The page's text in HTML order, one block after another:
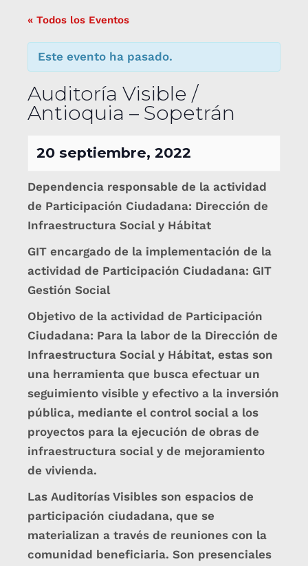
« Todos los Eventos
Este evento ha pasado.
Auditoría Visible /
Antioquia – Sopetrán
20 septiembre, 2022
Dependencia responsable de la actividad
de Participación Ciudadana: Dirección de
Infraestructura Social y Hábitat
GIT encargado de la implementación de la
actividad de Participación Ciudadana: GIT
Gestión Social
Objetivo de la actividad de Participación
Ciudadana: Para la labor de la Dirección de
Infraestructura Social y Hábitat, estas son
una herramienta que busca efectuar un
seguimiento visible y efectivo a la inversión
pública, mediante el control social a los
proyectos para la ejecución de obras de
infraestructura social y de mejoramiento
de vivienda.
Las Auditorías Visibles son espacios de
participación ciudadana, que se
materializan a través de reuniones con la
comunidad beneficiaria. Son presenciales